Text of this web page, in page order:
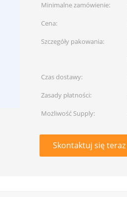
Minimalne zamówienie:
Cena:
Szczegóły pakowania:
Czas dostawy:
Zasady płatności:
Możliwość Supply:
Skontaktuj się teraz